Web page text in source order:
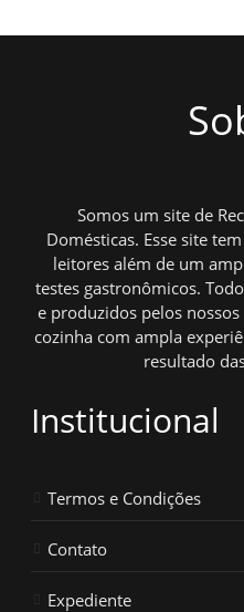
Somos um site de
Domésticas. Esse site
leitores além de um
testes gastronômicos.
e produzidos pelos
cozinha com ampla
resultado
Institucional
Termos e Condições
Contato
Expediente